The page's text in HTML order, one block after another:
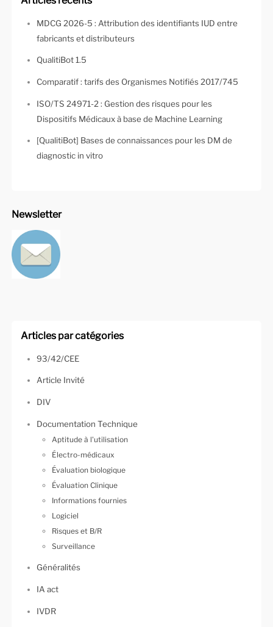
MDCG 2026-5 : Attribution des identifiants IUD entre
fabricants et distributeurs
QualitiBot 1.5
Comparatif : tarifs des Organismes Notifiés 2017/745
ISO/TS 24971-2 : Gestion des risques pour les
Dispositifs Médicaux à base de Machine Learning
[QualitiBot] Bases de connaissances pour les DM de
diagnostic in vitro
Newsletter
Articles par catégories
93/42/CEE
Article Invité
DIV
Documentation Technique
Aptitude à l'utilisation
Électro-médicaux
Évaluation biologique
Évaluation Clinique
Informations fournies
Logiciel
Risques et B/R
Surveillance
Généralités
IA act
IVDR